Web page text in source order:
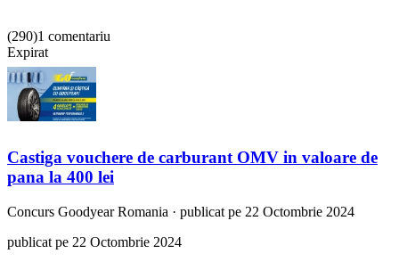
(290)1 comentariu
Expirat
Castiga vouchere de carburant OMV in valoare de
pana la 400 lei
Concurs Goodyear Romania · publicat pe 22 Octombrie 2024
publicat pe 22 Octombrie 2024